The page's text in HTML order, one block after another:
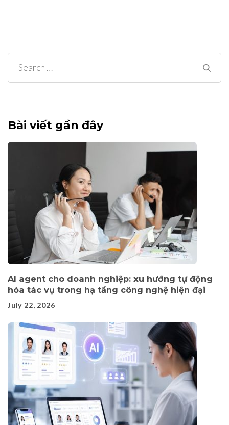
Search
for:
Bài viết gần đây
AI agent cho doanh nghiệp: xu hướng tự động
hóa tác vụ trong hạ tầng công nghệ hiện đại
July 22, 2026